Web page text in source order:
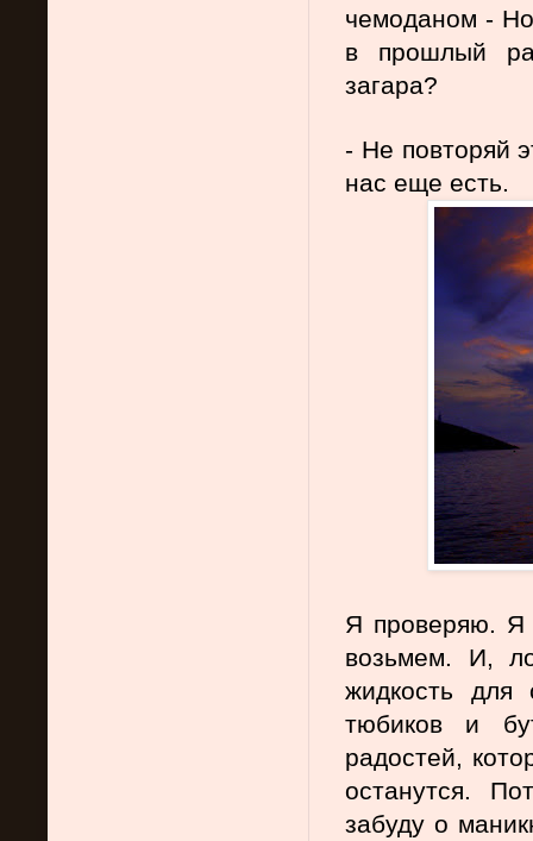
чемоданом -
в прошлый
загара?
- Не повторяй
нас еще есть.
Я проверяю.
возьмем. И,
жидкость для
тюбиков и
радостей,
останутся.
забуду о